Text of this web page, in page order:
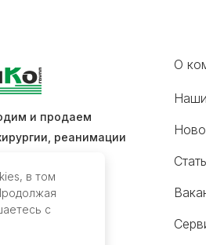
и продаем
реанимации
О
в том
с